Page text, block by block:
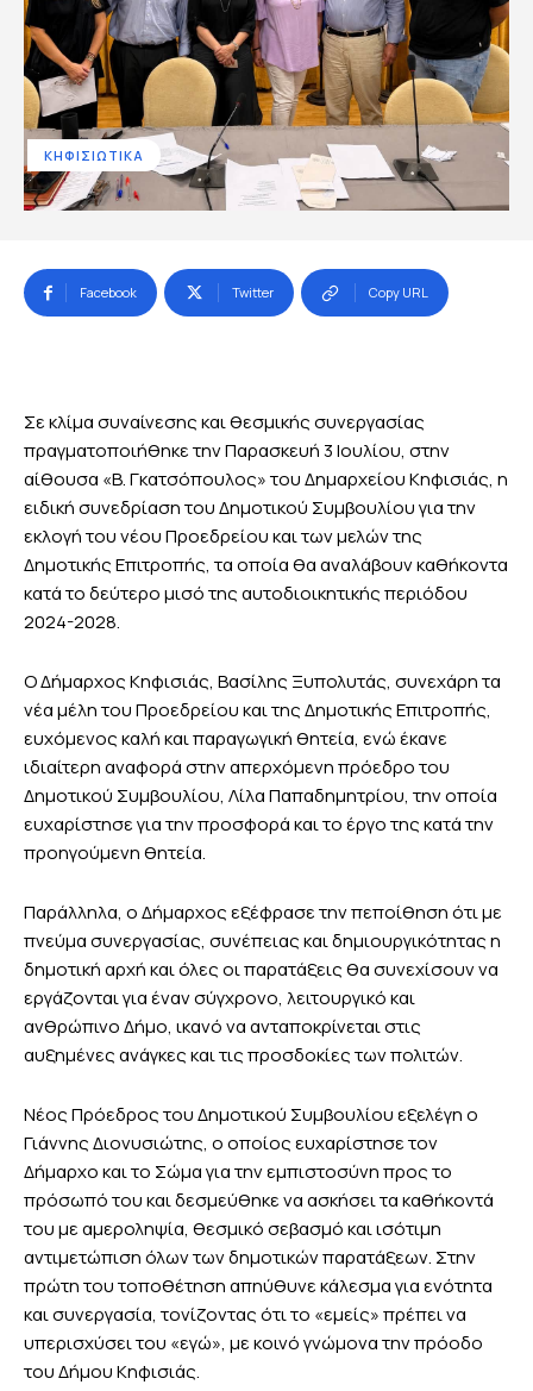
ΚΗΦΙΣΙΩΤΙΚΑ
Facebook Twitter Copy URL
Σε κλίμα συναίνεσης και θεσμικής συνεργασίας
πραγματοποιήθηκε την Παρασκευή 3 Ιουλίου, στην
αίθουσα «Β. Γκατσόπουλος» του Δημαρχείου Κηφισιάς, η
ειδική συνεδρίαση του Δημοτικού Συμβουλίου για την
εκλογή του νέου Προεδρείου και των μελών της
Δημοτικής Επιτροπής, τα οποία θα αναλάβουν καθήκοντα
κατά το δεύτερο μισό της αυτοδιοικητικής περιόδου
2024-2028.
Ο Δήμαρχος Κηφισιάς, Βασίλης Ξυπολυτάς, συνεχάρη τα
νέα μέλη του Προεδρείου και της Δημοτικής Επιτροπής,
ευχόμενος καλή και παραγωγική θητεία, ενώ έκανε
ιδιαίτερη αναφορά στην απερχόμενη πρόεδρο του
Δημοτικού Συμβουλίου, Λίλα Παπαδημητρίου, την οποία
ευχαρίστησε για την προσφορά και το έργο της κατά την
προηγούμενη θητεία.
Παράλληλα, ο Δήμαρχος εξέφρασε την πεποίθηση ότι με
πνεύμα συνεργασίας, συνέπειας και δημιουργικότητας η
δημοτική αρχή και όλες οι παρατάξεις θα συνεχίσουν να
εργάζονται για έναν σύγχρονο, λειτουργικό και
ανθρώπινο Δήμο, ικανό να ανταποκρίνεται στις
αυξημένες ανάγκες και τις προσδοκίες των πολιτών.
Νέος Πρόεδρος του Δημοτικού Συμβουλίου εξελέγη ο
Γιάννης Διονυσιώτης, ο οποίος ευχαρίστησε τον
Δήμαρχο και το Σώμα για την εμπιστοσύνη προς το
πρόσωπό του και δεσμεύθηκε να ασκήσει τα καθήκοντά
του με αμεροληψία, θεσμικό σεβασμό και ισότιμη
αντιμετώπιση όλων των δημοτικών παρατάξεων. Στην
πρώτη του τοποθέτηση απηύθυνε κάλεσμα για ενότητα
και συνεργασία, τονίζοντας ότι το «εμείς» πρέπει να
υπερισχύσει του «εγώ», με κοινό γνώμονα την πρόοδο
του Δήμου Κηφισιάς.